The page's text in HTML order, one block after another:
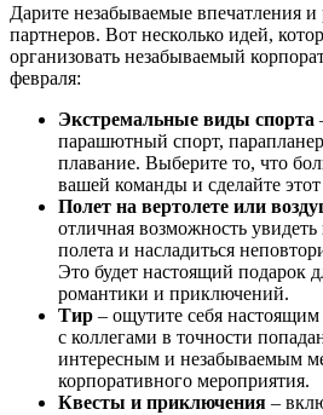
Дарите незабываемые впечатления и
партнеров. Вот несколько идей,
организовать незабываемый
февраля:
Экстремальные виды спорта
парашютный спорт,
плавание. Выберите то, что
вашей команды и сделайте
Полет на вертолете или
отличная возможность
полета и насладиться
Это будет настоящий подарок
романтики и приключений.
Тир – ощутите себя настоящим
с коллегами в точности
интересным и незабываемым
корпоративного мероприятия.
Квесты и приключения –